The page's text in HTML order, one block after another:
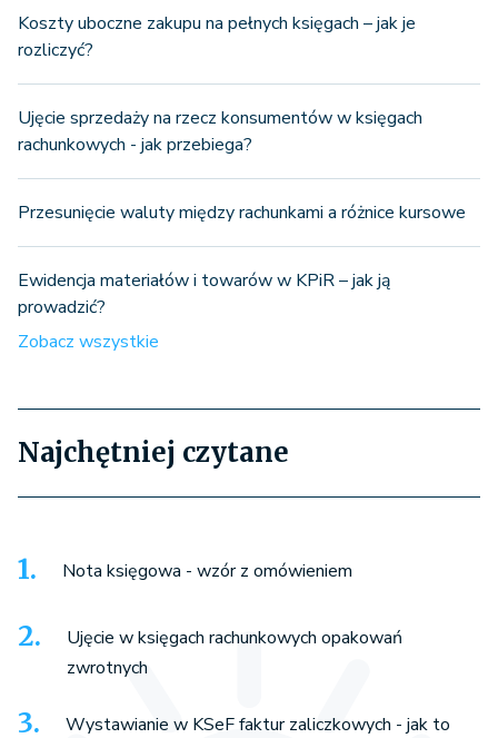
Koszty uboczne zakupu na pełnych księgach – jak je
rozliczyć?
Ujęcie sprzedaży na rzecz konsumentów w księgach
rachunkowych - jak przebiega?
Przesunięcie waluty między rachunkami a różnice kursowe
Ewidencja materiałów i towarów w KPiR – jak ją
prowadzić?
Zobacz wszystkie
Najchętniej czytane
Nota księgowa - wzór z omówieniem
Ujęcie w księgach rachunkowych opakowań
zwrotnych
Wystawianie w KSeF faktur zaliczkowych - jak to